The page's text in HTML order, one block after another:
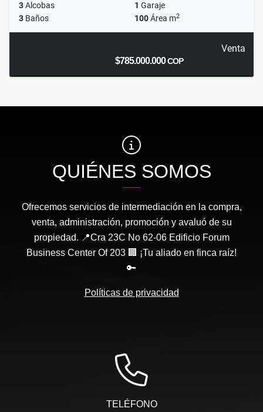
3Alcobas 1 Garaje
3 Baños 100Área m2
Venta
$785.000.000COP
QUIÉNES SOMOS
Ofrecemos servicios de intermediación en la compra,
venta, administración, promoción y avaluó de su
propiedad. 📍Cra 23C No 62-06 Edificio Forum
Business Center Of 203 🏢 ¡Tu aliado en finca raíz!
🔑
Políticas de privacidad
TELÉFONO